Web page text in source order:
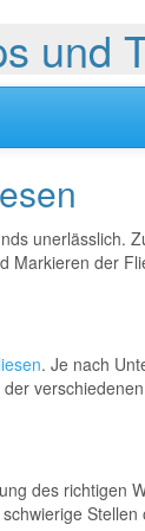
und
der
. Je nach
des richtigen